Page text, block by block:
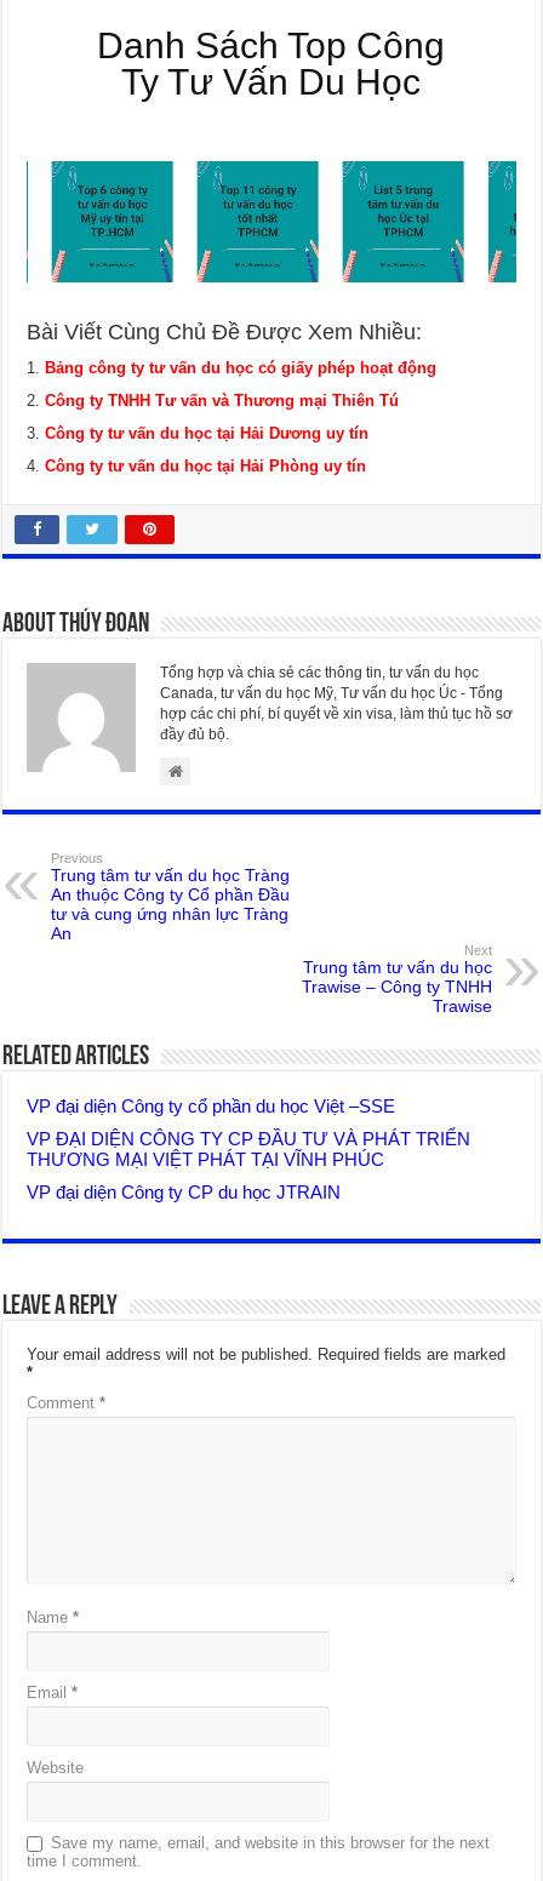
Danh Sách Top Công
Ty Tư Vấn Du Học
Bài Viết Cùng Chủ Đề Được Xem Nhiều:
Bảng công ty tư vấn du học có giấy phép hoạt động
Công ty TNHH Tư vấn và Thương mại Thiên Tú
Công ty tư vấn du học tại Hải Dương uy tín
Công ty tư vấn du học tại Hải Phòng uy tín
About Thúy Đoan
Tổng hợp và chia sẻ các thông tin, tư vấn du học
Canada, tư vấn du học Mỹ, Tư vấn du học Úc - Tổng
hợp các chi phí, bí quyết về xin visa, làm thủ tục hồ sơ
đầy đủ bộ.
Previous
Trung tâm tư vấn du học Tràng
An thuộc Công ty Cổ phần Đầu
tư và cung ứng nhân lực Tràng
An
Next
Trung tâm tư vấn du học
Trawise – Công ty TNHH
Trawise
Related Articles
VP đại diện Công ty cổ phần du học Việt –SSE
VP ĐẠI DIỆN CÔNG TY CP ĐẦU TƯ VÀ PHÁT TRIỂN
THƯƠNG MẠI VIỆT PHÁT TẠI VĨNH PHÚC
VP đại diện Công ty CP du học JTRAIN
Leave a Reply
Your email address will not be published. Required fields are marked
*
Comment*
Name*
Email*
Website
Save my name, email, and website in this browser for the next
time I comment.